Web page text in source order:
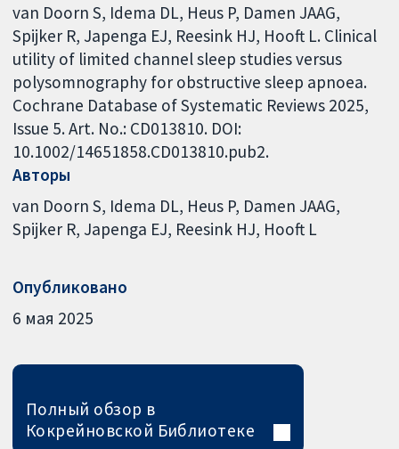
van Doorn S, Idema DL, Heus P, Damen JAAG,
Spijker R, Japenga EJ, Reesink HJ, Hooft L. Clinical
utility of limited channel sleep studies versus
polysomnography for obstructive sleep apnoea.
Cochrane Database of Systematic Reviews 2025,
Issue 5. Art. No.: CD013810. DOI:
10.1002/14651858.CD013810.pub2.
Авторы
van Doorn S Idema DL Heus P Damen JAAG
Spijker R Japenga EJ Reesink HJ Hooft L
Опубликовано
6 мая 2025
Полный обзор в
Кокрейновской Библиотеке